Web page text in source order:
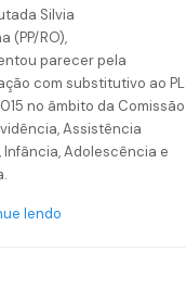
Silvia
(PP/RO),
parecer pela
com substitutivo ao PL
no âmbito da Comissão
Assistência
Infância, Adolescência e
lendo